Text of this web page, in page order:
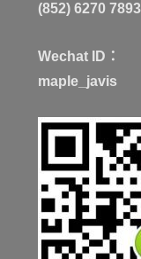
(852) 6270 7893
Wechat ID：
maple_javis